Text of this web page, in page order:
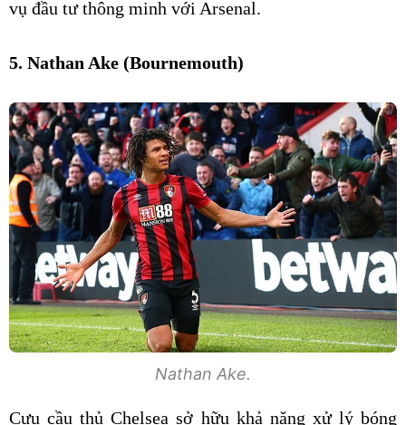
vụ đầu tư thông minh với Arsenal.
5. Nathan Ake (Bournemouth)
Nathan Ake.
Cựu cầu thủ Chelsea sở hữu khả năng xử lý bóng